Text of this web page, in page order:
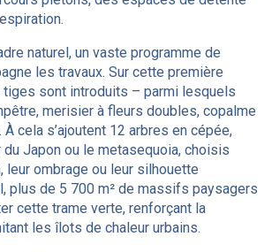
naturel, un vaste programme de
les travaux. Sur cette première
tiges sont introduits – parmi lesquels
merisier à fleurs doubles, copalme
À cela s’ajoutent 12 arbres en cépée,
Japon ou le metasequoia, choisis
leur ombrage ou leur silhouette
plus de 5 700 m² de massifs paysagers
cette trame verte, renforçant la
les îlots de chaleur urbains.